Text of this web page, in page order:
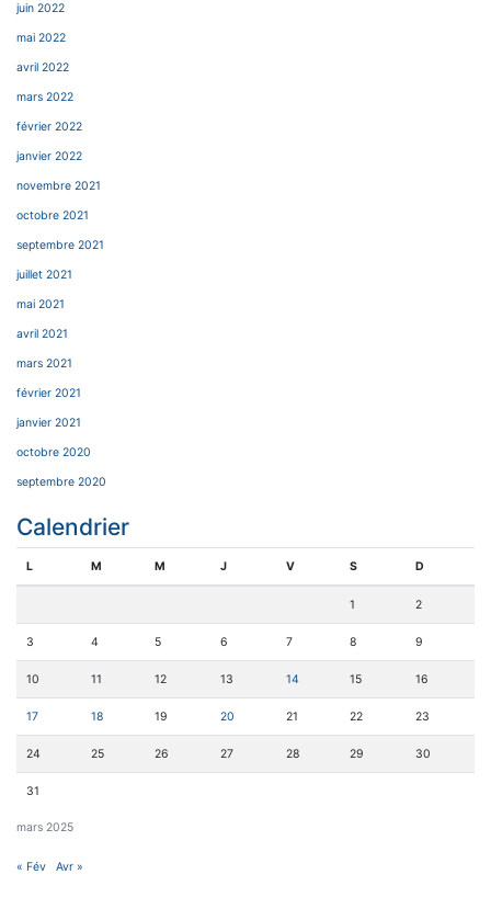
juin 2022
mai 2022
avril 2022
mars 2022
février 2022
janvier 2022
novembre 2021
octobre 2021
septembre 2021
juillet 2021
mai 2021
avril 2021
mars 2021
février 2021
janvier 2021
octobre 2020
septembre 2020
Calendrier
mars 2025
L M M J V S D
1 2
3 4 5 6 7 8 9
10 11 12 13 14 15 16
17 18 19 20 21 22 23
24 25 26 27 28 29 30
31
« Fév Avr »